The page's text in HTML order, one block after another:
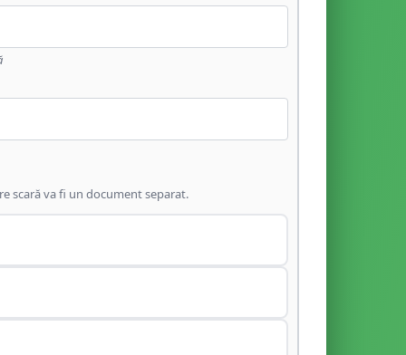
scară va fi un document separat.